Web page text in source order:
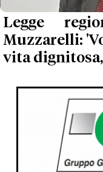
Legge
Muzzarelli:
vita